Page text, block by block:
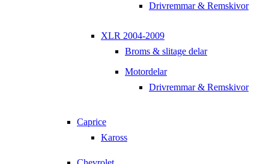
Drivremmar & Remskivor
XLR 2004-2009
Broms & slitage delar
Motordelar
Drivremmar & Remskivor
Caprice
Kaross